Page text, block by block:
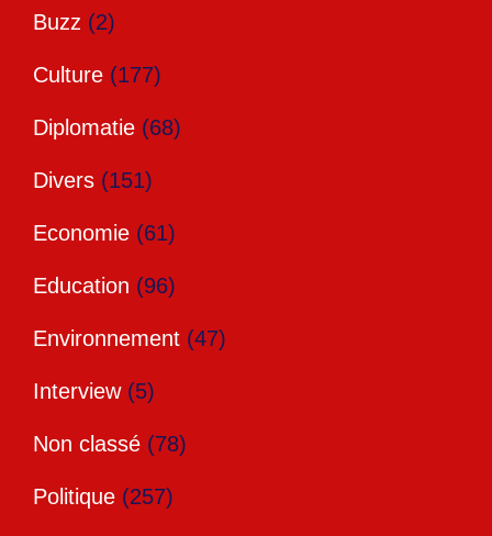
Buzz (2)
Culture (177)
Diplomatie (68)
Divers (151)
Economie (61)
Education (96)
Environnement (47)
Interview(5)
Non classé (78)
Politique (257)